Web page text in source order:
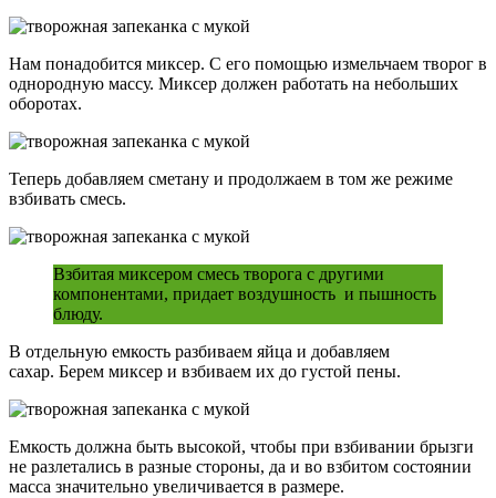
Нам понадобится миксер. С его помощью измельчаем творог в
однородную массу. Миксер должен работать на небольших
оборотах.
Теперь добавляем сметану и продолжаем в том же режиме
взбивать смесь.
Взбитая миксером смесь творога с другими
компонентами, придает воздушность и пышность
блюду.
В отдельную емкость разбиваем яйца и добавляем
сахар. Берем миксер и взбиваем их до густой пены.
Емкость должна быть высокой, чтобы при взбивании брызги
не разлетались в разные стороны, да и во взбитом состоянии
масса значительно увеличивается в размере.